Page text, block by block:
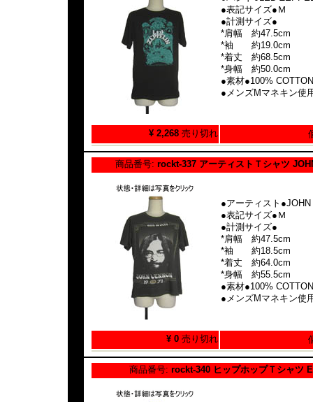
●表記サイズ●Ｍ
●計測サイズ●
*肩幅 約47.5cm
*袖 約19.0cm
*着丈 約68.5cm
*身幅 約50.0cm
●素材●100% COTTON
●メンズMマネキン使
¥ 2,268 売り切れ
商品番号: rockt-337 アーティストＴシャツ
●アーティスト●JOHN
●表記サイズ●Ｍ
●計測サイズ●
*肩幅 約47.5cm
*袖 約18.5cm
*着丈 約64.0cm
*身幅 約55.5cm
●素材●100% COTTON
●メンズMマネキン使
¥ 0 売り切れ
商品番号: rockt-340 ヒップホップＴシャツ